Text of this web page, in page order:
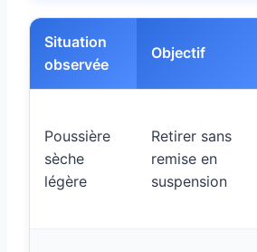
Situation
observée
Objectif
Poussière
sèche
légère
Retirer sans
remise en
suspension